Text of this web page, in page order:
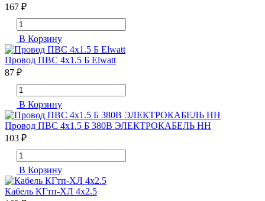
167 ₽
В Корзину
Провод ПВС 4х1.5 Б Elwatt
87 ₽
В Корзину
Провод ПВС 4х1.5 Б 380В ЭЛЕКТРОКАБЕЛЬ НН
103 ₽
В Корзину
Кабель КГтп-ХЛ 4х2.5